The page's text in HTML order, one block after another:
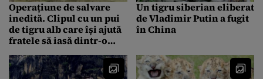
Operațiune de salvare
inedită. Clipul cu un pui
de tigru alb care își ajută
fratele să iasă dintr-o
Un tigru siberian eliberat
de Vladimir Putin a fugit
în China